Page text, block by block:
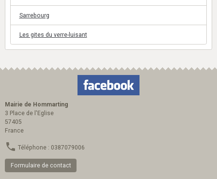
Sarrebourg
Les gites du verre-luisant
Mairie de Hommarting
3 Place de l'Eglise
57405
France
Téléphone : 0387079006
Formulaire de contact